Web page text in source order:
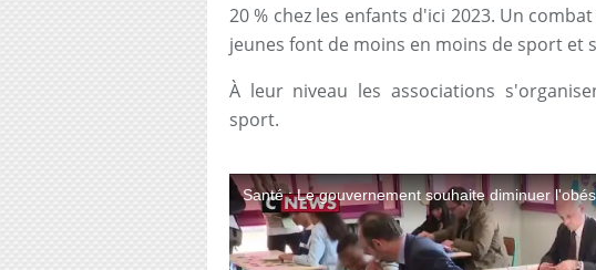
20 % chez les enfants d'ici 2023. Un
jeunes font de moins en moins de sport et
À leur niveau les associations
sport.